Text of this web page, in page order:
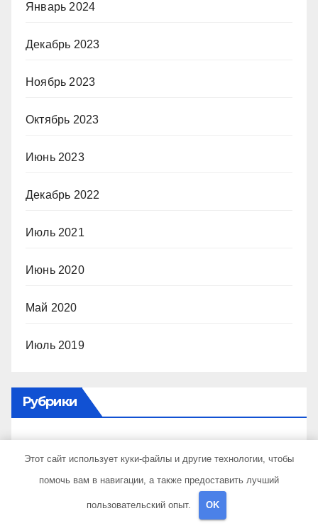
Январь 2024
Декабрь 2023
Ноябрь 2023
Октябрь 2023
Июнь 2023
Декабрь 2022
Июль 2021
Июнь 2020
Май 2020
Июль 2019
Рубрики
Авторубрика
Этот сайт использует куки-файлы и другие технологии, чтобы
помочь вам в навигации, а также предоставить лучший
пользовательский опыт. OK